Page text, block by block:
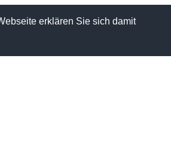
erklären Sie sich damit